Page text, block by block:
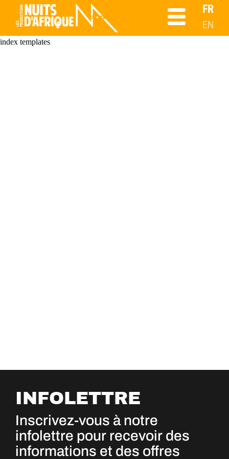
FR
EN
index templates
INFOLETTRE
Inscrivez-vous à notre
infolettre pour recevoir des
informations et des offres